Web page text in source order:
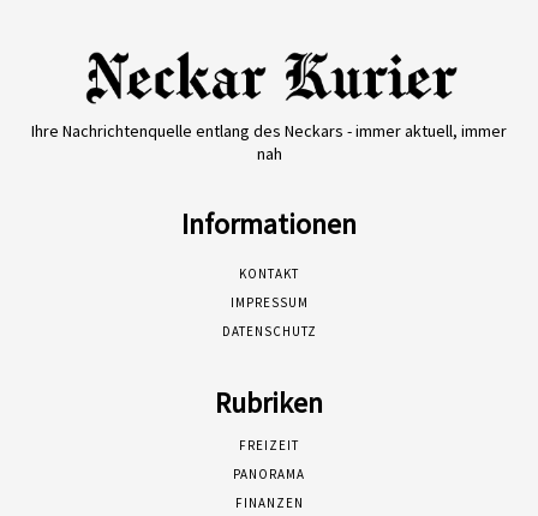
Ihre Nachrichtenquelle entlang des Neckars - immer aktuell, immer
nah
Informationen
KONTAKT
IMPRESSUM
DATENSCHUTZ
Rubriken
FREIZEIT
PANORAMA
FINANZEN